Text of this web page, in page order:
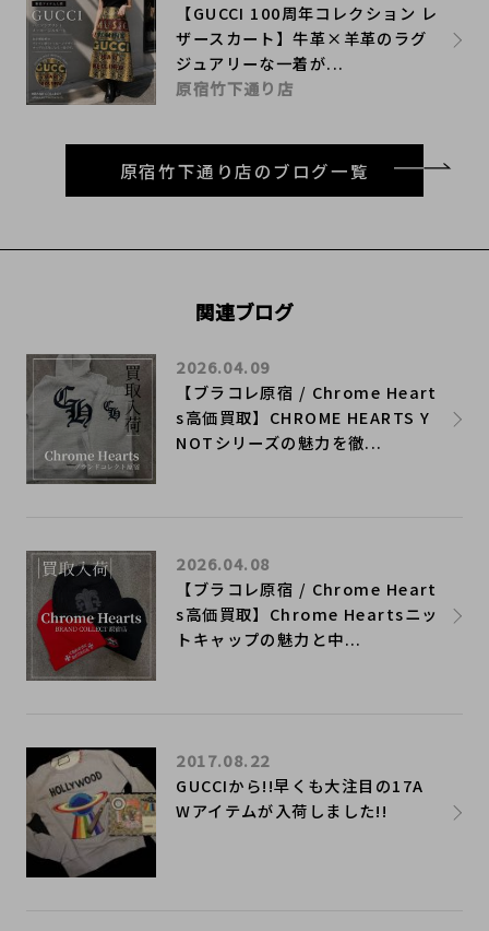
【GUCCI 100周年コレクション レ
ザースカート】牛革×羊革のラグ
ジュアリーな一着が...
原宿竹下通り店
原宿竹下通り店のブログ一覧
関連ブログ
【ブラコレ原宿 / Chrome Heart
s高価買取】CHROME HEARTS Y
NOTシリーズの魅力を徹...
2026.04.09
【ブラコレ原宿 / Chrome Heart
s高価買取】Chrome Heartsニッ
トキャップの魅力と中...
2026.04.08
GUCCIから!!早くも大注目の17A
Wアイテムが入荷しました!!
2017.08.22